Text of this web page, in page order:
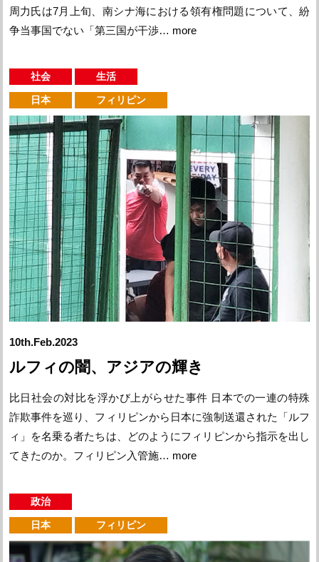
周力氏は7月上旬、南シナ海における領有権問題について、紛
争当事国でない「第三国が干渉… more
社会 生活
日本 フィリピン
10th.Feb.2023
ルフィの闇、アジアの輝き
比日社会の対比を浮かび上がらせた事件 日本での一連の特殊
詐欺事件を巡り、フィリピンから日本に強制送還された「ルフ
ィ」を名乗る者たちは、どのようにフィリピンから指示を出し
てきたのか。フィリピン入管施… more
政治
日本 フィリピン